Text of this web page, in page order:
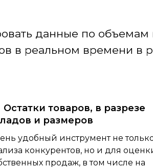
данные по объемам
в реальном времени в
Остатки товаров, в разрезе
и размеров
удобный инструмент не
конкурентов, но и для
продаж, в том числе на